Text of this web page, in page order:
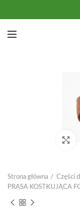
Strona główna Części
PRASA KOSTKUJĄCA